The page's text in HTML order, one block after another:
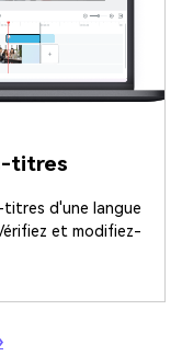
titres
d'une langue
et modifiez-